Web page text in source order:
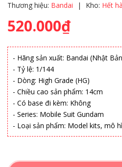
Thương hiệu: Bandai | Kho: Hết
520.000₫
- Hãng sản xuất: Bandai (Nhật
- Tỷ lệ: 1/144
- Dòng: High Grade (HG)
- Chiều cao sản phẩm: 14cm
- Có base đi kèm: Không
- Series: Mobile Suit Gundam
- Loại sản phẩm: Model kits, mô